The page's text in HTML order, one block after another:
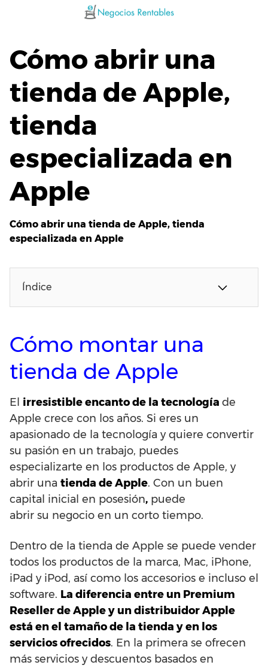
Cómo abrir una
tienda de Apple,
tienda
especializada en
Apple
Cómo abrir una tienda de Apple, tienda
especializada en Apple
Índice
Cómo montar una
tienda de Apple
El irresistible encanto de la tecnología de
Apple crece con los años. Si eres un
apasionado de la tecnología y quiere convertir
su pasión en un trabajo, puedes
especializarte en los productos de Apple, y
abrir una tienda de Apple. Con un buen
capital inicial en posesión, puede
abrir su negocio en un corto tiempo.
Dentro de la tienda de Apple se puede vender
todos los productos de la marca, Mac, iPhone,
iPad y iPod, así como los accesorios e incluso el
software. La diferencia entre un Premium
Reseller de Apple y un distribuidor Apple
está en el tamaño de la tienda y en los
servicios ofrecidos. En la primera se ofrecen
más servicios y descuentos basados ​​en